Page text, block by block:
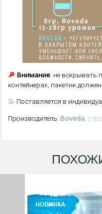
🔎 Внимание: не вскрывать
контейнерах, пакетик
📝 Поставляется в
Производитель: Boveda ,